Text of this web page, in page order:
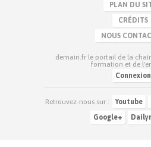
PLAN DU
CRÉDITS
NOUS
demain.fr le portail de la
formation et de
Connexion
Retrouvez-nous sur : Youtube
Google+